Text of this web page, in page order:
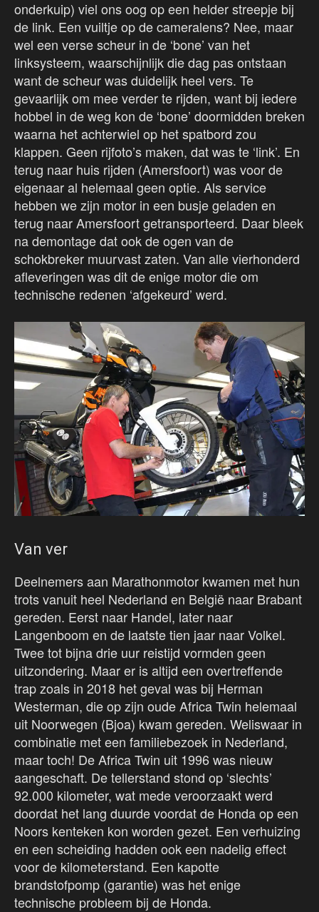
onderkuip) viel ons oog op een helder streepje bij
de link. Een vuiltje op de cameralens? Nee, maar
wel een verse scheur in de ‘bone’ van het
linksysteem, waarschijnlijk die dag pas ontstaan
want de scheur was duidelijk heel vers. Te
gevaarlijk om mee verder te rijden, want bij iedere
hobbel in de weg kon de ‘bone’ doormidden breken
waarna het achterwiel op het spatbord zou
klappen. Geen rijfoto’s maken, dat was te ‘link’. En
terug naar huis rijden (Amersfoort) was voor de
eigenaar al helemaal geen optie. Als service
hebben we zijn motor in een busje geladen en
terug naar Amersfoort getransporteerd. Daar bleek
na demontage dat ook de ogen van de
schokbreker muurvast zaten. Van alle vierhonderd
afleveringen was dit de enige motor die om
technische redenen ‘afgekeurd’ werd.
Van ver
Deelnemers aan Marathonmotor kwamen met hun
trots vanuit heel Nederland en België naar Brabant
gereden. Eerst naar Handel, later naar
Langenboom en de laatste tien jaar naar Volkel.
Twee tot bijna drie uur reistijd vormden geen
uitzondering. Maar er is altijd een overtreffende
trap zoals in 2018 het geval was bij Herman
Westerman, die op zijn oude Africa Twin helemaal
uit Noorwegen (Bjoa) kwam gereden. Weliswaar in
combinatie met een familiebezoek in Nederland,
maar toch! De Africa Twin uit 1996 was nieuw
aangeschaft. De tellerstand stond op ‘slechts’
92.000 kilometer, wat mede veroorzaakt werd
doordat het lang duurde voordat de Honda op een
Noors kenteken kon worden gezet. Een verhuizing
en een scheiding hadden ook een nadelig effect
voor de kilometerstand. Een kapotte
brandstofpomp (garantie) was het enige
technische probleem bij de Honda.